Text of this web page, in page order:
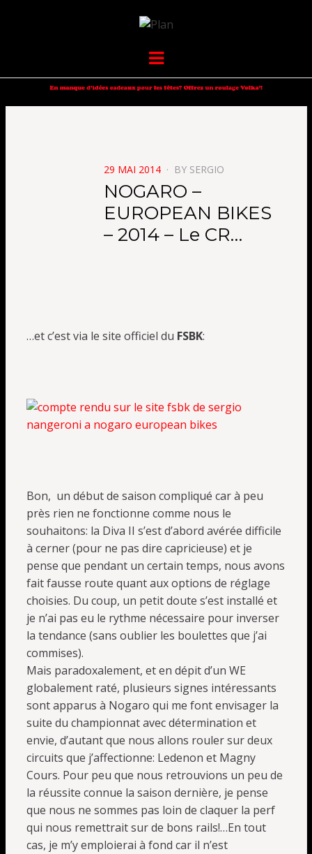
VOLKANIK-
ENDURANCE
Menu
POSTED
ON
29 MAI 2014 BY SERGIO
NOGARO –
EUROPEAN BIKES
– 2014 – Le CR…
…et c’est via le site officiel du FSBK:
Bon, un début de saison compliqué car à peu
près rien ne fonctionne comme nous le
souhaitons: la Diva II s’est d’abord avérée difficile
à cerner (pour ne pas dire capricieuse) et je
pense que pendant un certain temps, nous avons
fait fausse route quant aux options de réglage
choisies. Du coup, un petit doute s’est installé et
je n’ai pas eu le rythme nécessaire pour inverser
la tendance (sans oublier les boulettes que j’ai
commises).
Mais paradoxalement, et en dépit d’un WE
globalement raté, plusieurs signes intéressants
sont apparus à Nogaro qui me font envisager la
suite du championnat avec détermination et
envie, d’autant que nous allons rouler sur deux
circuits que j’affectionne: Ledenon et Magny
Cours. Pour peu que nous retrouvions un peu de
la réussite connue la saison dernière, je pense
que nous ne sommes pas loin de claquer la perf
qui nous remettrait sur de bons rails!…En tout
cas, je m’y emploierai à fond car il n’est